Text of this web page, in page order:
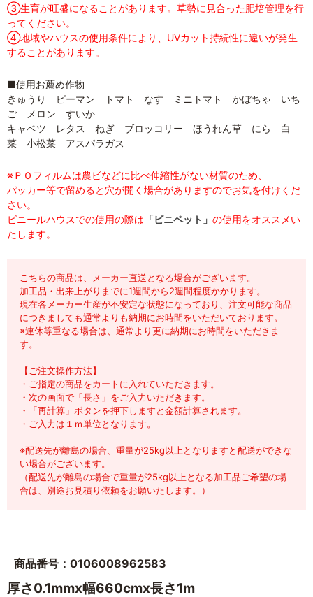
③生育が旺盛になることがあります。草勢に見合った肥培管理を行
ってください。
④地域やハウスの使用条件により、UVカット持続性に違いが発生
することがあります。
■使用お薦め作物
きゅうり ピーマン トマト なす ミニトマト かぼちゃ いち
ご メロン すいか
キャベツ レタス ねぎ ブロッコリー ほうれん草 にら 白
菜 小松菜 アスパラガス
※ＰＯフィルムは農ビなどに比べ伸縮性がない材質のため、
パッカー等で留めると穴が開く場合がありますのでお気を付けくだ
さい。
ビニールハウスでの使用の際は 「ビニペット」 の使用をオススメい
たします。
こちらの商品は、メーカー直送となる場合がございます。
加工品・出来上がりまでに1週間から2週間程度かかります。
現在各メーカー生産が不安定な状態になっており、注文可能な商品
につきましても通常よりも納期にお時間をいただいております。
※連休等重なる場合は、通常より更に納期にお時間をいただきま
す。
【ご注文操作方法】
・ご指定の商品をカートに入れていただきます。
・次の画面で「長さ」をご入力いただきます。
・「再計算」ボタンを押下しますと金額計算されます。
・ご入力は１ｍ単位となります。
※配送先が離島の場合、重量が25kg以上となりますと配送ができな
い場合がございます。
（配送先が離島の場合で重量が25kg以上となる加工品ご希望の場
合は、別途お見積り依頼をお願いたします。）
商品番号：0106008962583
厚さ0.1mmx幅660cmx長さ1m